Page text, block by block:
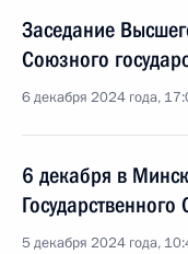
Заседание
Союзного
6 декабря 2024 года,
6 декабря в
5 декабря 2024 года,